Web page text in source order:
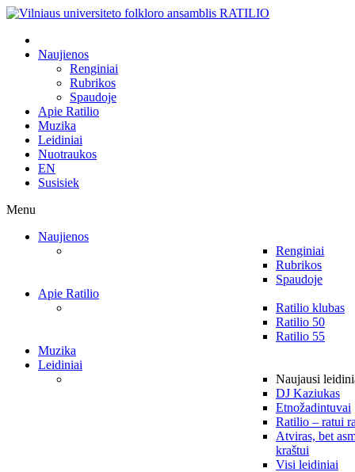
Naujienos
Renginiai
Rubrikos
Spaudoje
Apie Ratilio
Muzika
Leidiniai
Nuotraukos
EN
Susisiek
Menu
Naujienos
Renginiai
Rubrikos
Spaudoje
Apie Ratilio
Ratilio klubas
Ratilio 50
Ratilio 55
Muzika
Leidiniai
Naujausi
DJ Kaziukas
Etnožadintuvai
Ratilio – ratui
Atviras, bet
kraštui
Visi leidiniai